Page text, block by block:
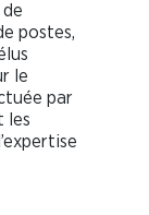
postes,
le
par
les